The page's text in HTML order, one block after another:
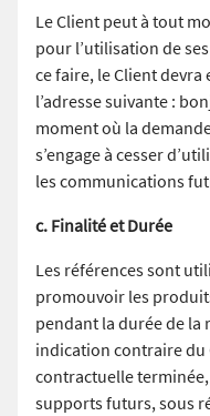
Le Client peut à tout
pour l’utilisation de
ce faire, le Client
l’adresse suivante :
moment où la
s’engage à cesser
les communications
c. Finalité et Durée
Les références sont
promouvoir les
pendant la durée de
indication contraire du
contractuelle
supports futurs, sous